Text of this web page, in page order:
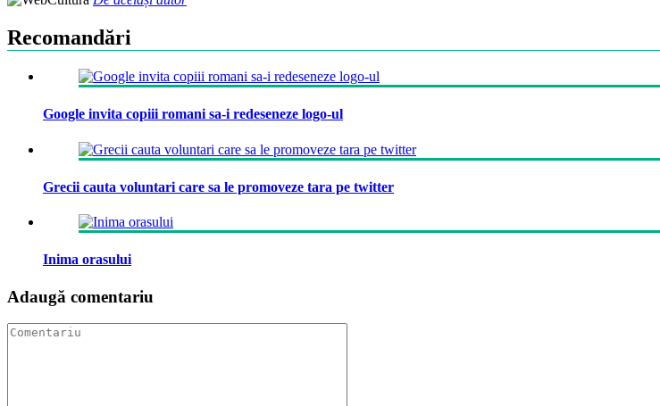
Recomandări
Google invita copiii romani sa-i redeseneze logo-ul
Grecii cauta voluntari care sa le promoveze tara pe twitter
Inima orasului
Adaugă comentariu